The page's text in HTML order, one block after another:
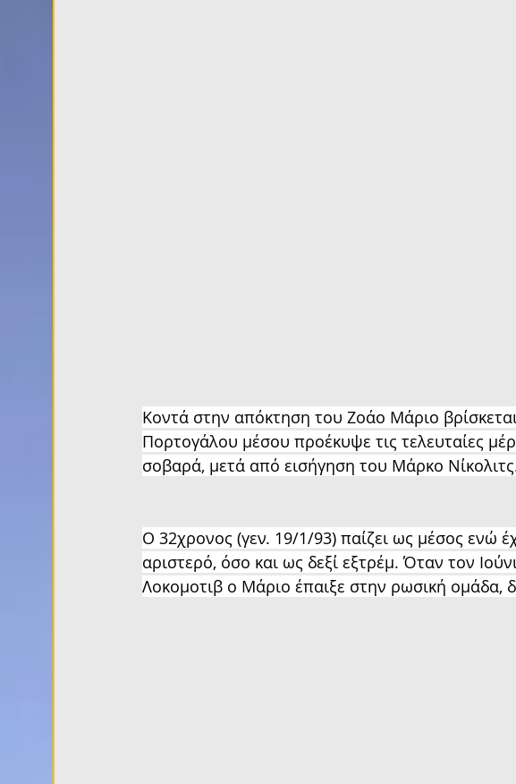
Κοντά στην απόκτηση του Ζοάο Μάριο
Πορτογάλου μέσου προέκυψε τις τελευταίες
σοβαρά, μετά από εισήγηση του Μάρκο
Ο 32χρονος (γεν. 19/1/93) παίζει ως μέσος ενώ
αριστερό, όσο και ως δεξί εξτρέμ. Όταν τον
Λοκομοτιβ ο Μάριο έπαιξε στην ρωσική ομάδα,